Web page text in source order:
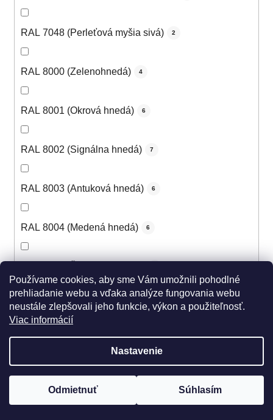
Používame cookies, aby sme Vám umožnili pohodlné
prehliadanie webu a vďaka analýze fungovania webu
neustále zlepšovali jeho funkcie, výkon a použiteľnosť.
Viac informácií
Nastavenie
Odmietnuť Súhlasím
RAL 7048 (Perleťová myšia sivá) 2
RAL 8000 (Zelenohnedá) 4
RAL 8001 (Okrová hnedá) 6
RAL 8002 (Signálna hnedá) 7
RAL 8003 (Antuková hnedá) 6
RAL 8004 (Medená hnedá) 6
RAL 8008 (Olivová hnedá) 5
RAL 8012 (Červenohnedá)